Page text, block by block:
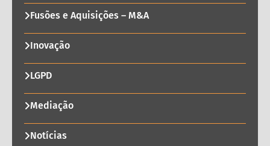
Fusões e Aquisições – M&A
Inovação
LGPD
Mediação
Notícias